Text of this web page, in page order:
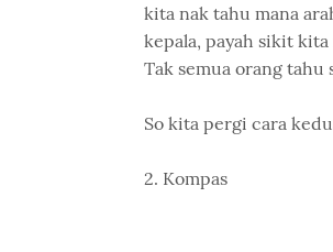
kita nak tahu mana
kepala, payah sikit
Tak semua orang
So kita pergi cara
2. Kompas